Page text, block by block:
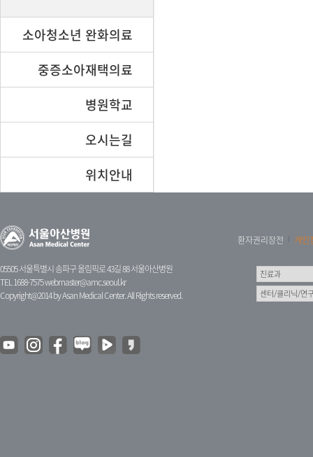
소아청소년 완화의료
중증소아재택의료
병원학교
오시는길
위치안내
05505 서울특별시 송파구 올림픽로 43길 88 서울아산병원
TEL 1688-7575webmaster@amc.seoul.kr
Copyright@2014 by Asan Medical Center. All Rights reserved.
환자권리장전 개인